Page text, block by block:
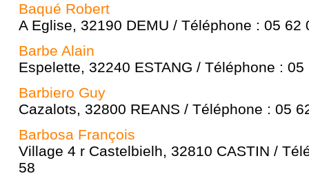
Baqué Robert
A Eglise, 32190 DEMU / Téléphone : 05 62
Barbe Alain
Espelette, 32240 ESTANG / Téléphone :
Barbiero Guy
Cazalots, 32800 REANS / Téléphone : 05
Barbosa François
Village 4 r Castelbielh, 32810 CASTIN /
58